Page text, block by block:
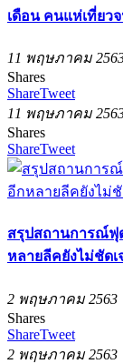
เดือน คนแห่เที่ยว
11 พฤษภาคม
Shares
ShareTweet
11 พฤษภาคม
Shares
ShareTweet
สรุปสถานการณ์ฟุ
หลายลีคยังไม่ชัดเ
2 พฤษภาคม 2563
Shares
ShareTweet
2 พฤษภาคม 2563